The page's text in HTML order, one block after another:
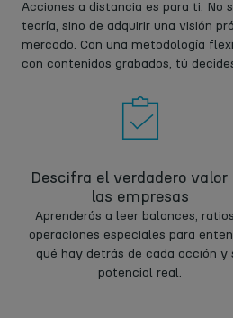
Acciones a distancia es para ti. No
teoría, sino de adquirir una visión
mercado. Con una metodología
con contenidos grabados, tú
Descifra el verdadero valor
las empresas
Aprenderás a leer balances,
operaciones especiales para
qué hay detrás de cada acción y
potencial real.